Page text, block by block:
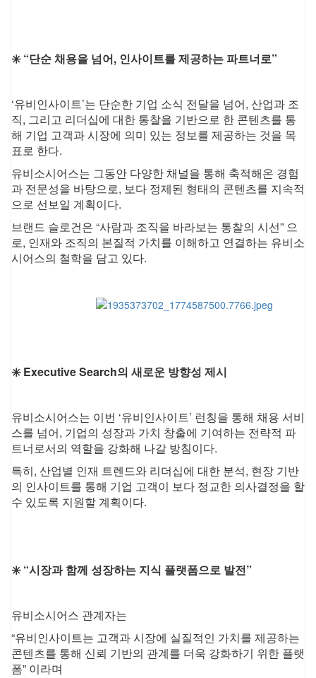
✳️ “단순 채용을 넘어, 인사이트를 제공하는 파트너로”
‘유비인사이트’는 단순한 기업 소식 전달을 넘어, 산업과 조
직, 그리고 리더십에 대한 통찰을 기반으로 한 콘텐츠를 통
해 기업 고객과 시장에 의미 있는 정보를 제공하는 것을 목
표로 한다.
유비소시어스는 그동안 다양한 채널을 통해 축적해온 경험
과 전문성을 바탕으로, 보다 정제된 형태의 콘텐츠를 지속적
으로 선보일 계획이다.
브랜드 슬로건은 “사람과 조직을 바라보는 통찰의 시선” 으
로, 인재와 조직의 본질적 가치를 이해하고 연결하는 유비소
시어스의 철학을 담고 있다.
✳️ Executive Search의 새로운 방향성 제시
유비소시어스는 이번 ‘유비인사이트’ 런칭을 통해 채용 서비
스를 넘어, 기업의 성장과 가치 창출에 기여하는 전략적 파
트너로서의 역할을 강화해 나갈 방침이다.
특히, 산업별 인재 트렌드와 리더십에 대한 분석, 현장 기반
의 인사이트를 통해 기업 고객이 보다 정교한 의사결정을 할
수 있도록 지원할 계획이다.
✳️ “시장과 함께 성장하는 지식 플랫폼으로 발전”
유비소시어스 관계자는
“유비인사이트는 고객과 시장에 실질적인 가치를 제공하는
콘텐츠를 통해 신뢰 기반의 관계를 더욱 강화하기 위한 플랫
폼” 이라며